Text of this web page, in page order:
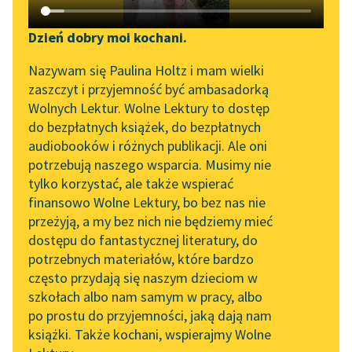
Katalog DAISY
Podkasty o książkach
Zgłoś brak utworu
Aktualności
Spotkanie z Katarzyną
Tunkiel w Oslo
Wolne Lektury na 32.
Pol’and’Rock Festivalu
„Kochanek Lady
Chatterley” do słuchania
na Wolnych Lekturach
Nowy audiobook –
„Marzenie o Oriencie”
Sophie Elkan
Kolekcja Nadwyraz.com x
Narzędzia
Mapa Wolnych Lektur
Leśmianator
Przewodnik dla piszących i
czytających
API
OAI-PMH
Widget Wolnych Lektur
Przypisy
Dzień dobry moi kochani.
Nazywam się Paulina Holtz i mam wielki
zaszczyt i przyjemność być ambasadorką
Wolnych Lektur. Wolne Lektury to dostęp
do bezpłatnych książek, do bezpłatnych
audiobooków i różnych publikacji. Ale oni
potrzebują naszego wsparcia. Musimy nie
tylko korzystać, ale także wspierać
finansowo Wolne Lektury, bo bez nas nie
przeżyją, a my bez nich nie będziemy mieć
dostępu do fantastycznej literatury, do
potrzebnych materiałów, które bardzo
często przydają się naszym dzieciom w
szkołach albo nam samym w pracy, albo
po prostu do przyjemności, jaką dają nam
książki. Także kochani, wspierajmy Wolne
Tadeusz Boy-Żeleński
Małe umysły, które
sądzą wczoraj poprzez
dziś, dziwią się magii
tego słowaKról
czym...
Czytaj więcej
Tadeusz Boy-Żeleński
Obiad literacki